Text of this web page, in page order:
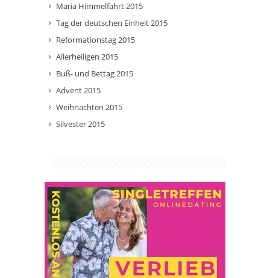
Mariä Himmelfahrt 2015
Tag der deutschen Einheit 2015
Reformationstag 2015
Allerheiligen 2015
Buß- und Bettag 2015
Advent 2015
Weihnachten 2015
Silvester 2015